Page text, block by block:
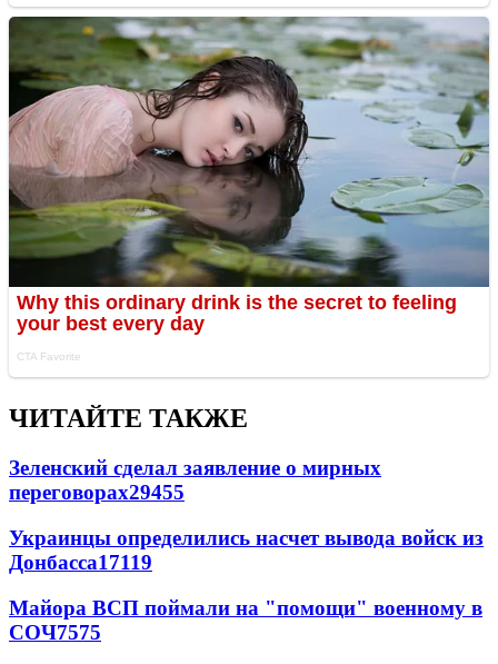
ЧИТАЙТЕ ТАКЖЕ
Зеленский сделал заявление о мирных
переговорах29455
Украинцы определились насчет вывода войск из
Донбасса17119
Майора ВСП поймали на "помощи" военному в
СОЧ7575